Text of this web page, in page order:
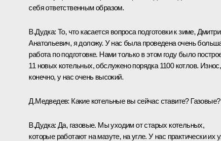
себя ответственным образом.
В.Дудка: То, что касается вопроса подготовки к зиме,
Анатольевич, я доложу. У нас была проведена очень
работа по подготовке. Нами только в этом году было
11 новых котельных, обслужено порядка 1100 котлов. Износ,
конечно, у нас очень высокий.
Д.Медведев: Какие котельные вы сейчас ставите? Газовые?
В.Дудка: Да, газовые. Мы уходим от старых котельных,
которые работают на мазуте, на угле. У нас практически их